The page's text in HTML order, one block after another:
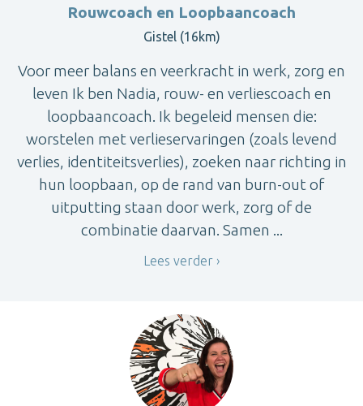
Rouwcoach en Loopbaancoach
Gistel (16km)
Voor meer balans en veerkracht in werk, zorg en
leven Ik ben Nadia, rouw- en verliescoach en
loopbaancoach. Ik begeleid mensen die:
worstelen met verlieservaringen (zoals levend
verlies, identiteitsverlies), zoeken naar richting in
hun loopbaan, op de rand van burn-out of
uitputting staan door werk, zorg of de
combinatie daarvan. Samen ...
Lees verder